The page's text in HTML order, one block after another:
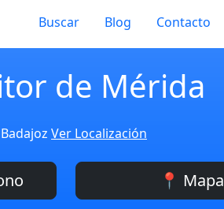
Buscar Blog Contacto
de Mérida
Ver Localización
📍 Mapa